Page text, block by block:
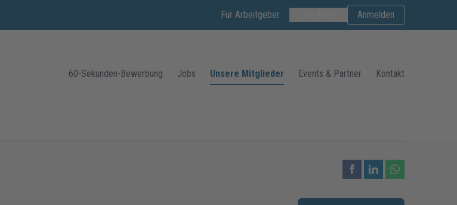
Für Arbeitgeber Anmelden
60-Sekunden-Bewerbung Jobs Unsere Mitglieder Events & Partner Kontakt